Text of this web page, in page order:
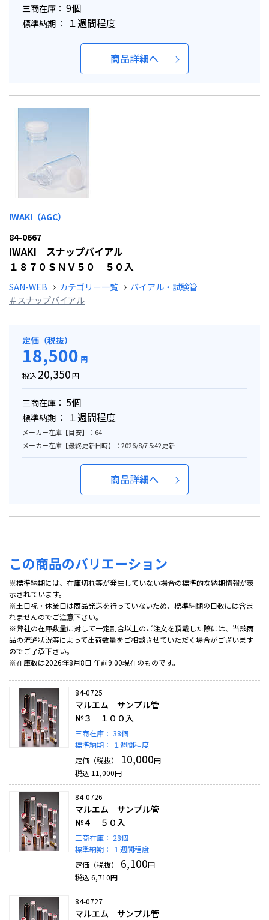
三商在庫： 9個
標準納期 ： １週間程度
商品詳細へ
IWAKI（AGC）
84-0667
IWAKI スナップバイアル
１８７０ＳＮＶ５０ ５０入
SAN-WEB カテゴリー一覧
バイアル・試験管
＃スナップバイアル
定価（税抜）
18,500 円
税込 20,350円
三商在庫： 5個
標準納期 ： １週間程度
メーカー在庫【目安】：64
メーカー在庫【最終更新日時】：2026/8/7 5:42更新
商品詳細へ
この商品のバリエーション
※標準納期には、在庫切れ等が発生していない場合の標準的な納期情報が表
示されています。
※土日祝・休業日は商品発送を行っていないため、標準納期の日数には含ま
れませんのでご注意下さい。
※弊社の在庫数量に対して一定割合以上のご注文を頂戴した際には、当該商
品の流通状況等によって出荷数量をご相談させていただく場合がございます
のでご了承下さい。
※在庫数は2026年8月8日 午前9:00現在のものです。
84-0725
マルエム サンプル管
№３ １００入
三商在庫： 38個
標準納期：
１週間程度
定価（税抜）
10,000円
税込 11,000円
84-0726
マルエム サンプル管
№４ ５０入
三商在庫： 28個
標準納期：
１週間程度
定価（税抜）
6,100円
税込 6,710円
84-0727
マルエム サンプル管